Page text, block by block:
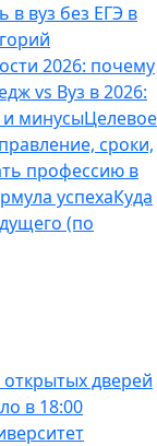
в вуз без ЕГЭ в
2026: почему
vs Вуз в 2026:
и минусыЦелевое
сроки,
профессию в
успехаКуда
(по
дверей
в 18:00